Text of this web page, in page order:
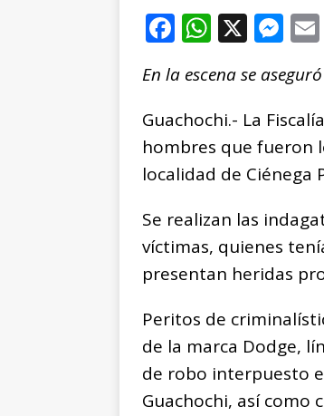
F
c
e
b
o
k
W
at
s
A
p
X M
ss
e
n
g
r
l
En la escena se
Guachochi.- La
hombres que fueron
localidad de Ciénega
Se realizan las
víctimas, quienes
presentan heridas
Peritos de
de la marca Dodge,
de robo interpuesto
Guachochi, así como